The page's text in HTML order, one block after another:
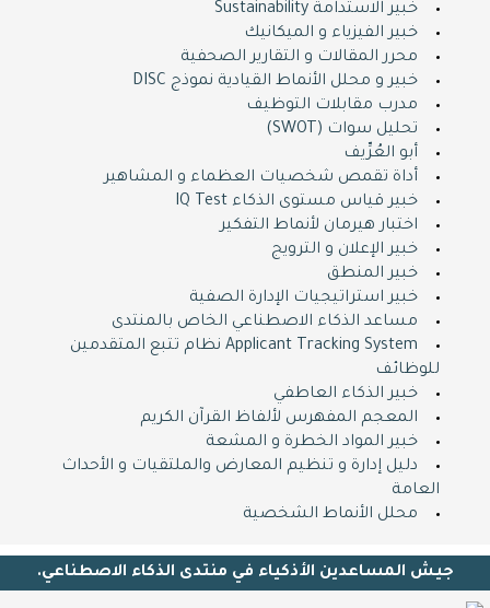
خبير الاستدامة Sustainability
خبير الفيزياء و الميكانيك
محرر المقالات و التقارير الصحفية
خبير و محلل اﻷنماط القيادية نموذج DISC
مدرب مقابلات التوظيف
تحليل سوات (SWOT)
أبو العُرِّيف
أداة تقمص شخصيات العظماء و المشاهير
خبير قياس مستوى الذكاء IQ Test
اختبار هيرمان لأنماط التفكير
خبير الإعلان و الترويج
خبير المنطق
خبير استراتيجيات الإدارة الصفية
مساعد الذكاء الاصطناعي الخاص بالمنتدى
Applicant Tracking System نظام تتبع المتقدمين
للوظائف
خبير الذكاء العاطفي
المعجم المفهرس لألفاظ القرآن الكريم
خبير المواد الخطرة و المشعة
دليل إدارة و تنظيم المعارض والملتقيات و اﻷحداث
العامة
محلل اﻷنماط الشخصية
جيش المساعدين اﻷذكياء في منتدى الذكاء الاصطناعي.